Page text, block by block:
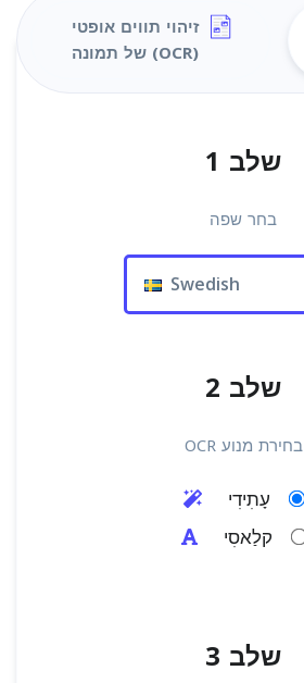
זיהוי תווים אופטי
(OCR) של תמונה
שלב 1
בחר שפה
Swedish
שלב 2
בחירת מנוע OCR
עָתִידִי
קלַאסִי
שלב 3